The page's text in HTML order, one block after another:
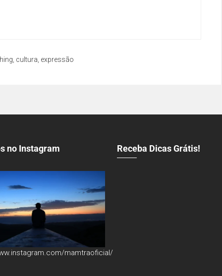
cultura expressão
no Instagram
mamtraoficial/
Receba Dicas Grátis!